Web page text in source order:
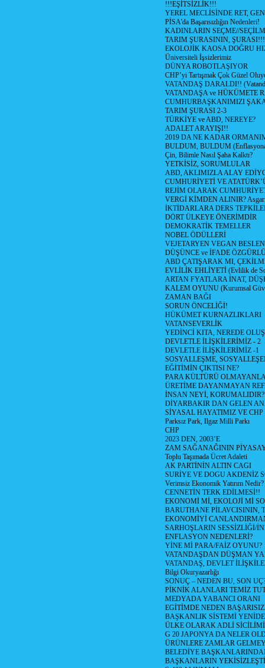
!!!EŞİTSİZLİK!!!
YEREL MECLİSİNDE RET,
PİSA'da Başarısızlığın Nedenleri!
KADINLARIN SEÇME//
TARIM ŞURASININ, ŞURASI!!!
EKOLOJİK KAOSA DOĞRU
Üniversiteli İşsizlerimiz
DÜNYA ROBOTLAŞIYOR
CHP’yi Tartışmak Çok Güzel
VATANDAŞ DARALDI!!
VATANDAŞA ve HÜKÜMETE
CUMHURBAŞKANIMIZI
TARIM ŞURASI 2-3
TÜRKİYE ve ABD, NEREYE?
ADALET ARAYIŞI!!
2019 DA NE KADAR
BULDUM, BULDUM
Çin, Bilimle Nasıl Şaha Kalktı?
YETKİSİZ, SORUMLULAR
ABD, AKLIMIZLA ALAY
CUMHURİYETİ VE
REJİM OLARAK
VERGİ KİMDEN ALINIR?
İKTİDARLARA DERS
DÖRT ÜLKEYE ÖNERİMDİR
DEMOKRATİK TEMELLER
NOBEL ÖDÜLLERİ
VEJETARYEN VEGAN
DÜŞÜNCE ve İFADE
ABD ÇATIŞARAK MI,
EVLİLİK EHLİYETİ (Evlilik de
ARTAN FYATLARA İNAT,
KALEM OYUNU (Kurumsal
ZAMAN BAĞI
SORUN ÖNCELİĞİ!
HÜKÜMET KURNAZLIKLARI
VATANSEVERLİK
YEDİNCİ KITA, NEREDE
DEVLETLE İLİŞKİLERİMİZ - 2
DEVLETLE İLİŞKİLERİMİZ -1
SOSYALLEŞME,
EĞİTİMİN ÇIKTISI NE?
PARA KÜLTÜRÜ
ÜRETİME DAYANMAYAN
İNSAN NEYİ, KORUMALIDIR?
DİYARBAKIR DAN GELEN
SİYASAL HAYATIMIZ VE CHP
Parksız Park, Ilgaz Milli Parkı
CHP
2023 DEN, 2003’E
ZAM SAĞANAĞININ
Toplu Taşımada Ücret Adaleti
AK PARTİNİN ALTIN CAGI
SURİYE VE DOGU AKDENİZ
Verimsiz Ekonomik Yatırım Nedir?
CENNETİN TERK EDİLMESİ!!
EKONOMİ Mİ, EKOLOJİ Mİ
BARUTHANE PİLAVCISININ,
EKONOMİYİ
SARHOŞLARIN SESSİZLİĞİ/
ENFLASYON NEDENLERİ?
YİNE Mİ PARA/FAİZ OYUNU?
VATANDAŞDAN DÜŞMAN
VATANDAŞ, DEVLET
Bilgi Okuryazarlığı
SONUÇ – NEDEN BU, SON
PİKNİK ALANLARI TEMİZ
MEDYADA YABANCI ORANI
EGİTİMDE NEDEN
BAŞKANLIK SİSTEMİ
ÜLKE OLARAK ADLİ
G 20 JAPONYA DA NELER
ÜRÜNLERE ZAMLAR
BELEDİYE
BAŞKANLARIN